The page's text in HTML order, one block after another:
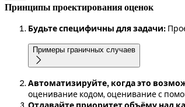
Принципы проектирования оценок
Будьте специфичны для задачи:
Примеры граничных случаев

Автоматизируйте, когда это
оценивание кодом, оценивание с